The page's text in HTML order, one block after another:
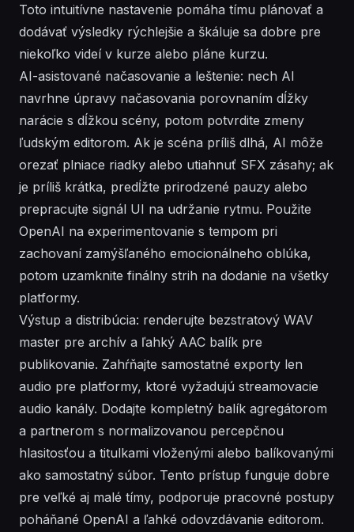
Toto intuitívne nastavenie pomáha tímu plánovať a
dodávať výsledky rýchlejšie a škáluje sa dobre pre
niekoľko videí v kurze alebo pláne kurzu.
AI-asistované načasovanie a leštenie: nech AI
navrhne úpravy načasovania porovnaním dĺžky
narácie s dĺžkou scény, potom potvrdite zmeny
ľudským editorom. Ak je scéna príliš dlhá, AI môže
orezať plniace riadky alebo utiahnuť SFX zásahy; ak
je príliš krátka, predĺžte prirodzené pauzy alebo
prepracujte signál UI na udržanie rytmu. Použite
OpenAI na experimentovanie s tempom pri
zachovaní zamýšľaného emocionálneho oblúka,
potom uzamknite finálny strih na dodanie na všetky
platformy.
Výstup a distribúcia: renderujte bezstratový WAV
master pre archív a ľahký AAC balík pre
publikovanie. Zahŕňajte samostatné exporty len
audio pre platformy, ktoré vyžadujú streamovacie
audio kanály. Dodajte kompletný balík agregátorom
a partnerom s normalizovanou percepčnou
hlasitosťou a titulkami vloženými alebo balíkovanými
ako samostatný súbor. Tento prístup funguje dobre
pre veľké aj malé tímy, podporuje pracovné postupy
poháňané OpenAI a ľahké odovzdávanie editorom.